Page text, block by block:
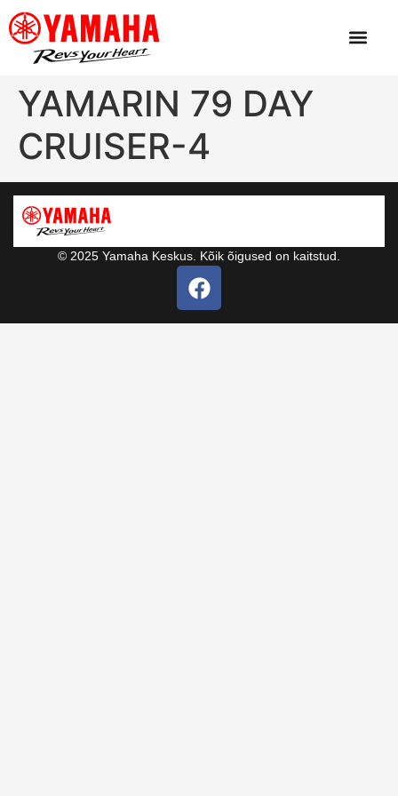
YAMARIN 79 DAY
CRUISER-4
© 2025 Yamaha Keskus. Kõik õigused on kaitstud.